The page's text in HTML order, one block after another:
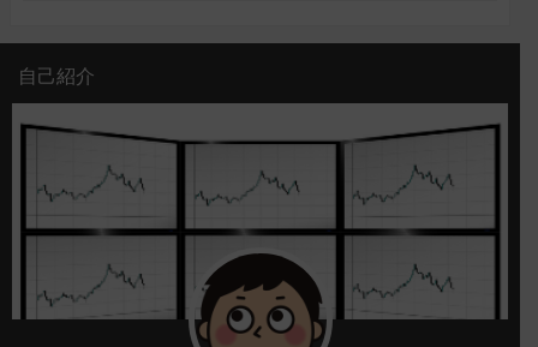
自己紹介